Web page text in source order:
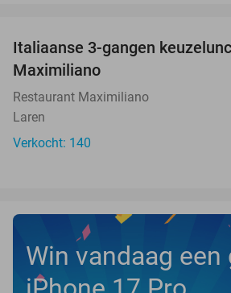
Italiaanse 3-gangen
Maximiliano
Restaurant Maximiliano
Laren
Verkocht: 140
Win vandaag een